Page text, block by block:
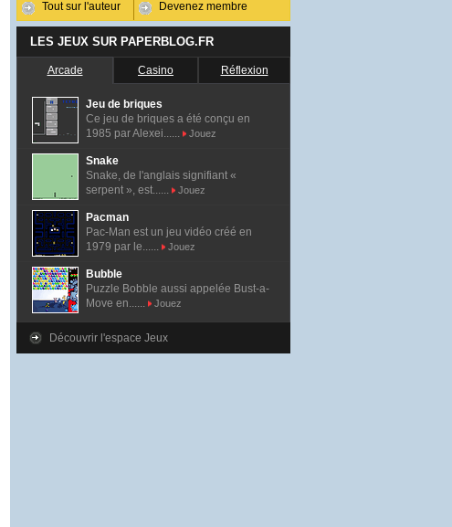
Tout sur l'auteur Devenez membre
LES JEUX SUR PAPERBLOG.FR
Arcade Casino Réflexion
Jeu de briques
Ce jeu de briques a été conçu en
1985 par Alexei......
Jouez
Snake
Snake, de l'anglais signifiant «
serpent », est......
Jouez
Pacman
Pac-Man est un jeu vidéo créé en
1979 par le......
Jouez
Bubble
Puzzle Bobble aussi appelée Bust-a-
Move en......
Jouez
Découvrir l'espace Jeux